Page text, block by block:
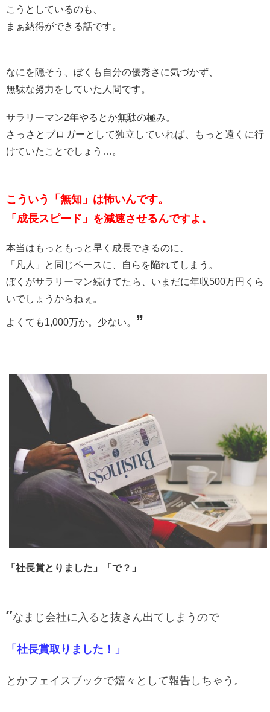
こうとしているのも、
まぁ納得ができる話です。
なにを隠そう、ぼくも自分の優秀さに気づかず、
無駄な努力をしていた人間です。
サラリーマン2年やるとか無駄の極み。
さっさとブロガーとして独立していれば、もっと遠くに行
けていたことでしょう…。
こういう「無知」は怖いんです。
「成長スピード」を減速させるんですよ。
本当はもっともっと早く成長できるのに、
「凡人」と同じペースに、自らを陥れてしまう。
ぼくがサラリーマン続けてたら、いまだに年収500万円くら
いでしょうからねぇ。
よくても1,000万か。少ない。 ”
「社長賞とりました」「で？」
”なまじ会社に入ると抜きん出てしまうので
「社長賞取りました！」
とかフェイスブックで嬉々として報告しちゃう。